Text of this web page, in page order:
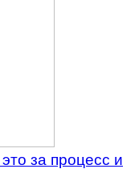
за процесс и